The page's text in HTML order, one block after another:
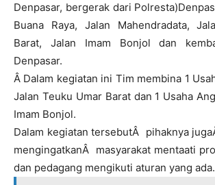
Denpasar, bergerak dari
Buana Raya, Jalan Mahendradata,
Barat, Jalan Imam Bonjol dan
Denpasar.
Â Dalam kegiatan ini Tim membina 1
Jalan Teuku Umar Barat dan 1 Usaha
Imam Bonjol.
Dalam kegiatan tersebutÂ pihaknya
mengingatkanÂ masyarakat mentaati
dan pedagang mengikuti aturan yang ada.